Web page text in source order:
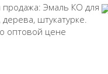
продажа: Эмаль КО для
штукатурке.
оптовой цене